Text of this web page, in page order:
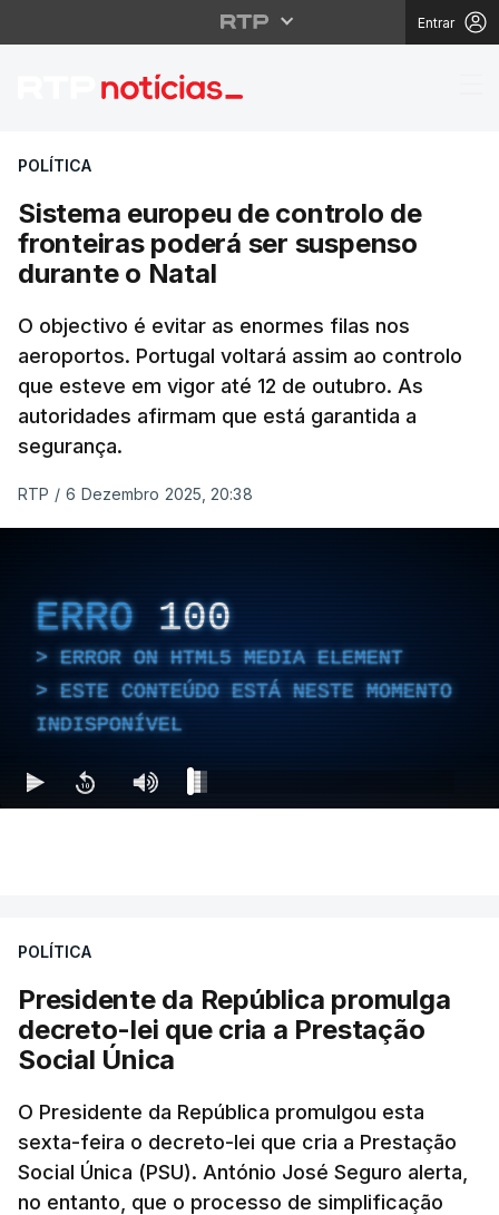
Entrar
Sistema europeu de
POLÍTICA
Sistema europeu de controlo de
fronteiras poderá ser suspenso
durante o Natal
O objectivo é evitar as enormes filas nos
aeroportos. Portugal voltará assim ao controlo
que esteve em vigor até 12 de outubro. As
autoridades afirmam que está garantida a
segurança.
RTP / 6 Dezembro 2025, 20:38
ERRO 100
ERROR ON HTML5 MEDIA ELEMENT
ESTE CONTEÚDO ESTÁ NESTE MOMENTO
INDISPONÍVEL
POLÍTICA
Presidente da República promulga
decreto-lei que cria a Prestação
Social Única
O Presidente da República promulgou esta
sexta-feira o decreto-lei que cria a Prestação
Social Única (PSU). António José Seguro alerta,
no entanto, que o processo de simplificação